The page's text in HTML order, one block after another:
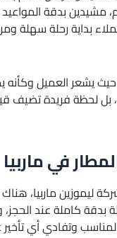
مشيدين بدقة
بداية رحلة
حيث يشعر
لحظة فريدة تضيف
في ماربيا
ماربيا،
بدقة كاملة عند
وتفادي أي